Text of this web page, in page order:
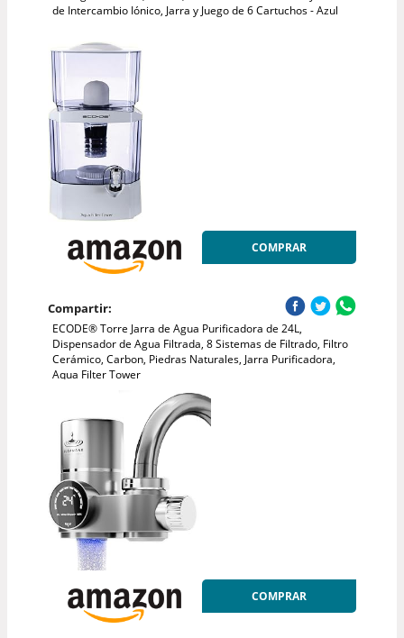
de Intercambio Iónico, Jarra y Juego de 6 Cartuchos - Azul
COMPRAR
Compartir:
ECODE® Torre Jarra de Agua Purificadora de 24L,
Dispensador de Agua Filtrada, 8 Sistemas de Filtrado, Filtro
Cerámico, Carbon, Piedras Naturales, Jarra Purificadora,
Aqua Filter Tower
COMPRAR